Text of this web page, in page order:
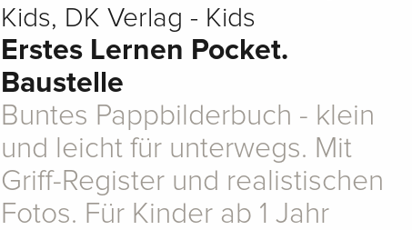
Kids, DK Verlag - Kids
Erstes Lernen Pocket.
Baustelle
Buntes Pappbilderbuch - klein
und leicht für unterwegs. Mit
Griff-Register und realistischen
Fotos. Für Kinder ab 1 Jahr